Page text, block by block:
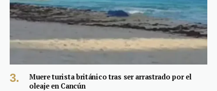
Muere turista británico tras ser arrastrado por el
oleaje en Cancún